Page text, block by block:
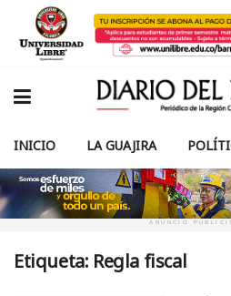
INICIO LA GUAJIRA
ANUNCIO
Etiqueta: Regla fiscal